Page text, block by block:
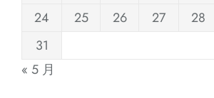
24
25 26 27 28
31
« 5 月